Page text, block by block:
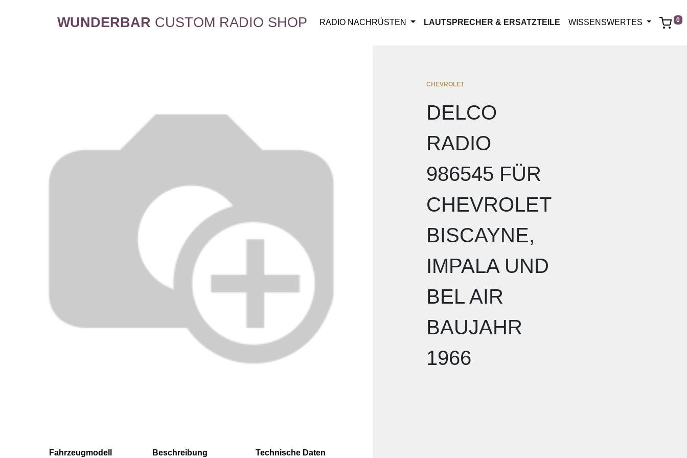
WUNDERBAR CUSTOM RADIO SHOP RADIO NACHRÜSTEN LAUTSPRECHER & ERSATZTEILE WISSENSWERTES 0
Fahrzeugmodell Beschreibung Technische Daten
CHEVROLET
DELCO
RADIO
986545 FÜR
CHEVROLET
BISCAYNE,
IMPALA UND
BEL AIR
BAUJAHR
1966